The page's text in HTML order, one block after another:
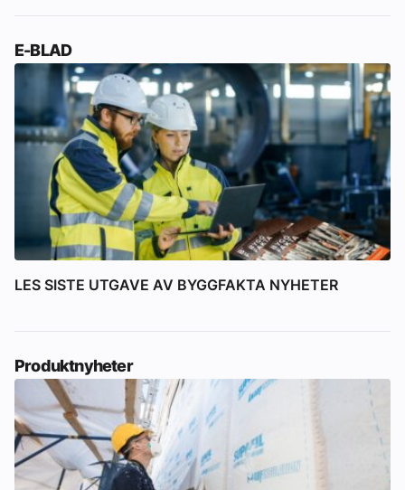
E-BLAD
LES SISTE UTGAVE AV BYGGFAKTA NYHETER
Produktnyheter